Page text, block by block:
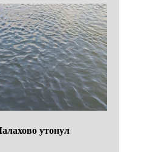
утонул